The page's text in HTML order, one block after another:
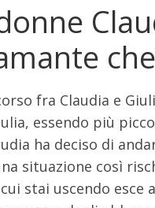
fra Claudia e
essendo più
ha deciso di
situazione così
stai uscendo